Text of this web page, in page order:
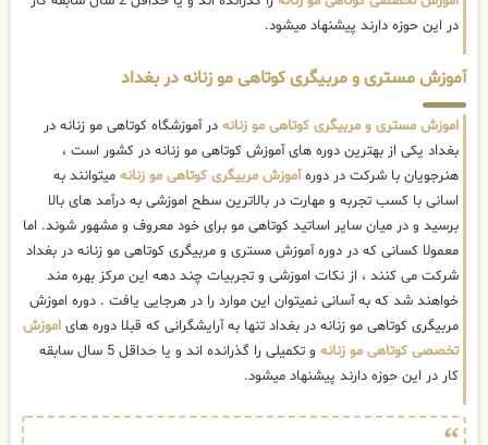
در این حوزه دارند پیشنهاد میشود.
آموزش مستری و مربیگری کوتاهی مو زنانه در بغداد
اموزش مستری و مربیگری کوتاهی مو زنانه در آموزشگاه کوتاهی مو زنانه در
بغداد یکی از بهترین دوره های آموزش کوتاهی مو زنانه در کشور است ،
هنرجویان با شرکت در دورهآموزش مربیگری کوتاهی مو زنانه میتوانند به
اسانی با کسب تجربه و مهارت در بالاترین سطح اموزشی به درآمد های بالا
برسید و در میان سایر اساتید کوتاهی مو برای خود معروف و مشهور شوند. اما
معمولا کسانی که در دوره آموزش مستری و مربیگری کوتاهی مو زنانه در بغداد
شرکت می کنند ، از نکات اموزشی و تجربیات چند دهه این مرکز بهره مند
خواهند شد که به آسانی نمیتوان این موارد را در هرجایی یافت . دوره اموزش
مربیگری کوتاهی مو زنانه در بغداد تنها به آرایشگرانی که قبلا دوره های اموزش
تخصصی کوتاهی مو زنانه
و تکمیلی را گذرانده اند و یا حداقل 5 سال سابقه
کار در این حوزه دارند پیشنهاد میشود.